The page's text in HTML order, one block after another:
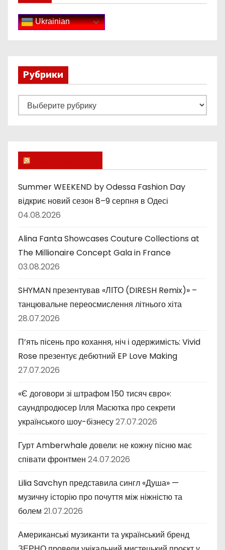
Ukrainian
Рубрики
у
к
и
Summer WEEKEND by Odessa Fashion Day
відкриє новий сезон 8–9 серпня в Одесі
04.08.2026
Alina Fanta Showcases Couture Collections at
The Millionaire Concept Gala in France
03.08.2026
SHYMAN презентував «ЛІТО (DIRESH Remix)» –
танцювальне переосмислення літнього хіта
28.07.2026
П’ять пісень про кохання, ніч і одержимість: Vivid
Rose презентує дебютний EP Love Making
27.07.2026
«Є договори зі штрафом 150 тисяч євро»:
саундпродюсер Ілля Масютка про секрети
українського шоу-бізнесу27.07.2026
Гурт Amberwhale довели: не кожну пісню має
співати фронтмен 24.07.2026
Lilia Savchyn представила сингл «Душа» —
музичну історію про почуття між ніжністю та
болем 21.07.2026
Американські музиканти та український бренд